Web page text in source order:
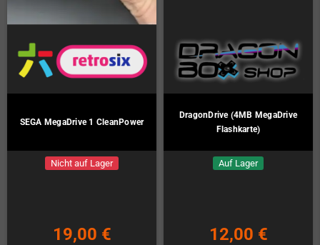
SEGA MegaDrive 1 CleanPower
Nicht auf Lager
19,00 €
DragonDrive (4MB MegaDrive
Flashkarte)
Auf Lager
12,00 €